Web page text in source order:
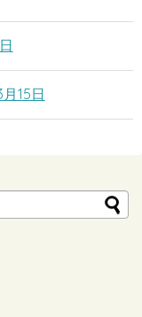
15日